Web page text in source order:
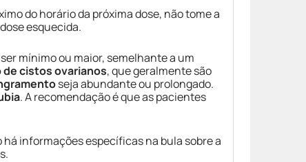
do horário da próxima dose, não tome a
esquecida.
mínimo ou maior, semelhante a um
de cistos ovarianos, que geralmente são
seja abundante ou prolongado.
. A recomendação é que as pacientes
informações específicas na bula sobre a